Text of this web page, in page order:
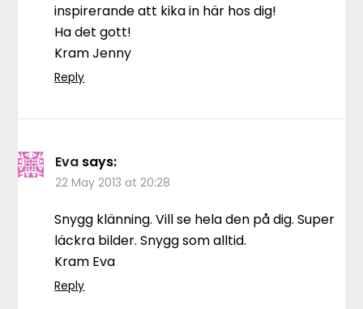
inspirerande att kika in här hos dig!
Ha det gott!
Kram Jenny
Reply
Eva says:
22 May 2013 at 20:28
Snygg klänning. Vill se hela den på dig. Super
läckra bilder. Snygg som alltid.
Kram Eva
Reply